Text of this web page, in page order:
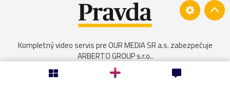
Kompletný video servis pre OUR MEDIA SR a.s. zabezpečuje
ARBERTO GROUP s.r.o..
© OUR MEDIA SR a. s. 2026. Autorské práva sú vyhradené a vykonáva ich
vydavateľ,viac info